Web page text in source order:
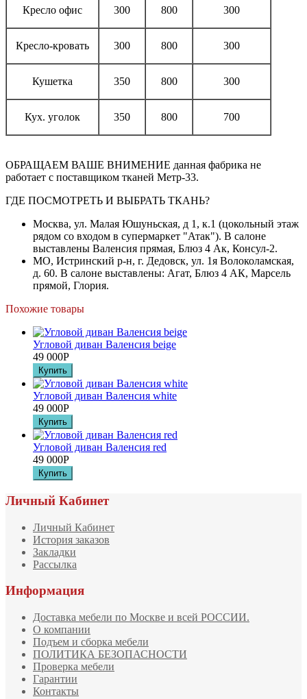
Кресло офис 300 800 300
Кресло-кровать 300 800 300
Кушетка 350 800 300
Кух. уголок 350 800 700
ОБРАЩАЕМ ВАШЕ ВНИМЕНИЕ данная фабрика не
работает с поставщиком тканей Метр-33.
ГДЕ ПОСМОТРЕТЬ И ВЫБРАТЬ ТКАНЬ?
Москва, ул. Малая Юшуньская, д 1, к.1 (цокольный этаж
рядом со входом в супермаркет "Атак"). В салоне
выставлены Валенсия прямая, Блюз 4 Ак, Консул-2.
МО, Истринский р-н, г. Дедовск, ул. 1я Волоколамская,
д. 60. В салоне выставлены: Агат, Блюз 4 АК, Марсель
прямой, Глория.
Похожие товары
Угловой диван Валенсия beige
49 000Р
Угловой диван Валенсия white
49 000Р
Угловой диван Валенсия red
49 000Р
Личный Кабинет
Личный Кабинет
История заказов
Закладки
Рассылка
Информация
Доставка мебели по Москве и всей РОССИИ.
О компании
Подъем и сборка мебели
ПОЛИТИКА БЕЗОПАСНОСТИ
Проверка мебели
Гарантии
Контакты